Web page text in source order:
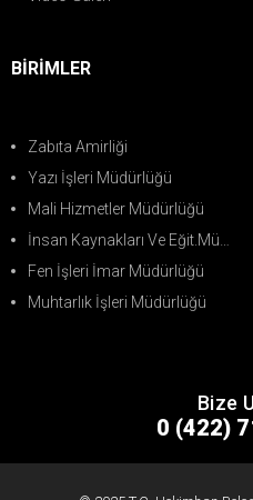
BİRİMLER
Zabıta Amirliği
Yazı İşleri Müdürlüğü
Mali Hizmetler Müdürlüğü
İnsan Kaynakları Ve Eğit.Müdürlüğü
Fen İşleri İmar Müdürlüğü
Muhtarlık İşleri Müdürlüğü
Bize
0 (422)